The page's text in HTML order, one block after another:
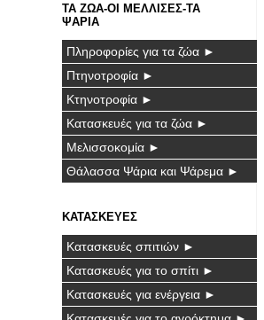
ΤΑ ΖΩΑ-ΟΙ ΜΕΛΛΙΣΕΣ-ΤΑ
ΨΑΡΙΑ
Πληροφορίες για τα ζώα ►
Πτηνοτροφία ►
Κτηνοτροφία ►
Κατασκευές για τα ζώα ►
Μελισσοκομία ►
Θάλασσα Ψάρια και Ψάρεμα ►
ΚΑΤΑΣΚΕΥΕΣ
Κατασκευές σπιτιών ►
Κατασκευές για το σπίτι ►
Κατασκευές για ενέργεια ►